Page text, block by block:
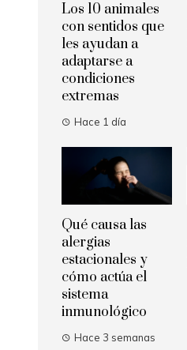
Los 10 animales
con sentidos que
les ayudan a
adaptarse a
condiciones
extremas
Hace 1 día
Qué causa las
alergias
estacionales y
cómo actúa el
sistema
inmunológico
Hace 3 semanas